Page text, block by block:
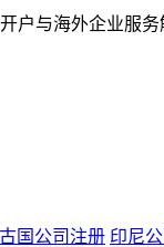
户与海外企业服
国公司注册 印尼